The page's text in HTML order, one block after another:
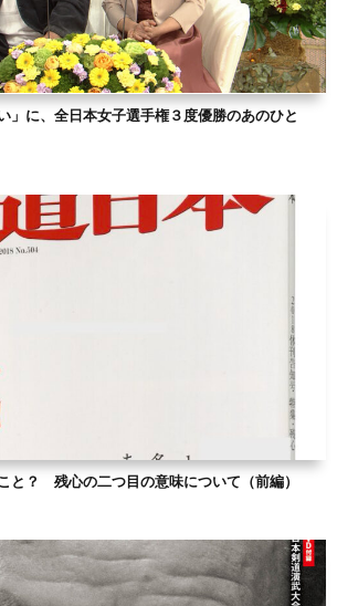
」に、全日本女子選手権３度優勝のあのひと
と？ 残心の二つ目の意味について（前編）